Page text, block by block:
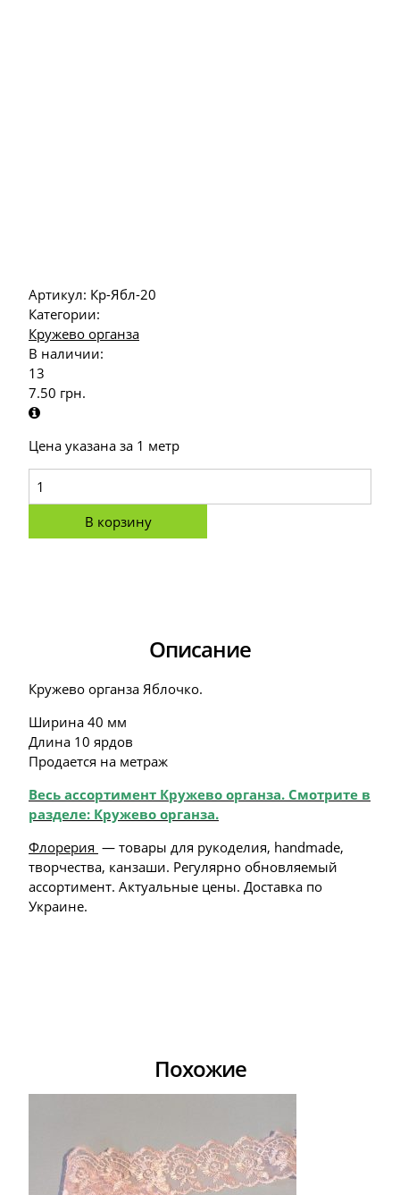
Артикул: Кр-Ябл-20
Категории:
Кружево органза
В наличии:
13
7.50 грн.
Цена указана за 1 метр
В корзину
Описание
Кружево органза Яблочко.
Ширина 40 мм
Длина 10 ярдов
Продается на метраж
Весь ассортимент Кружево органза. Смотрите в
разделе: Кружево органза.
Флорерия — товары для рукоделия, handmade,
творчества, канзаши. Регулярно обновляемый
ассортимент. Актуальные цены. Доставка по
Украине.
Похожие